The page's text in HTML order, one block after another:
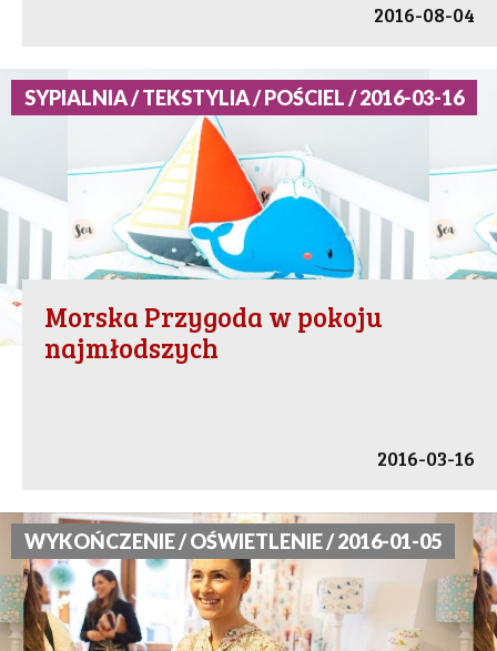
2016-08-04
SYPIALNIA / TEKSTYLIA / POŚCIEL / 2016-03-16
Morska Przygoda w pokoju
najmłodszych
2016-03-16
WYKOŃCZENIE / OŚWIETLENIE / 2016-01-05